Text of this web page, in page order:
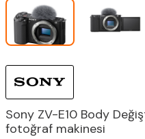
Sony ZV-E10 Body
fotoğraf makinesi